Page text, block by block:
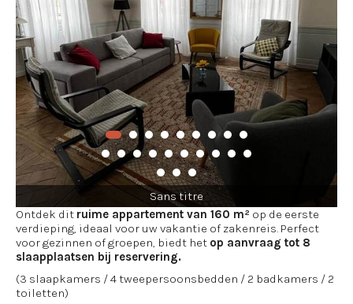
Sans titre
Ontdek dit ruime appartement van 160 m² op de eerste
verdieping, ideaal voor uw vakantie of zakenreis. Perfect
voor gezinnen of groepen, biedt het op aanvraag tot 8
slaapplaatsen bij reservering.
(3 slaapkamers / 4 tweepersoonsbedden / 2 badkamers / 2
toiletten)